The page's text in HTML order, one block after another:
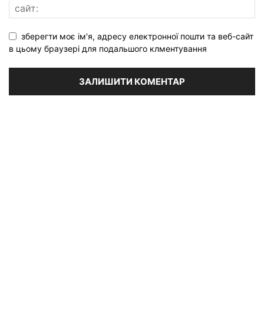
зберегти моє ім'я, адресу електронної пошти та веб-сайт
в цьому браузері для подальшого клментування